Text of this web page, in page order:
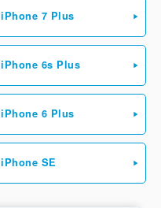
iPhone 7 Plus
iPhone 6s Plus
iPhone 6 Plus
iPhone SE